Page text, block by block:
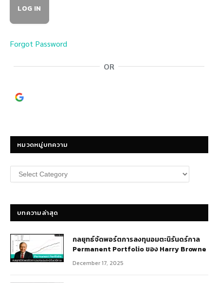
Forgot Password
OR
หมวดหมู่บทความ
หมวด
หมู่
บทความล่าสุด
กลยุทธ์​จัดพอร์ตการลงทุนอมตะนิรันดร์กาล
Permanent Portfolio ของ Harry Browne
December 17, 2025